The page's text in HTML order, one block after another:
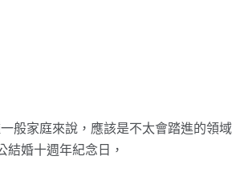
般家庭來說，應該是不太會踏進的領域
婚十週年紀念日，